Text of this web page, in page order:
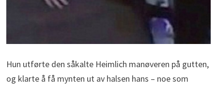
Hun utførte den såkalte Heimlich manøveren på gutten,
og klarte å få mynten ut av halsen hans – noe som